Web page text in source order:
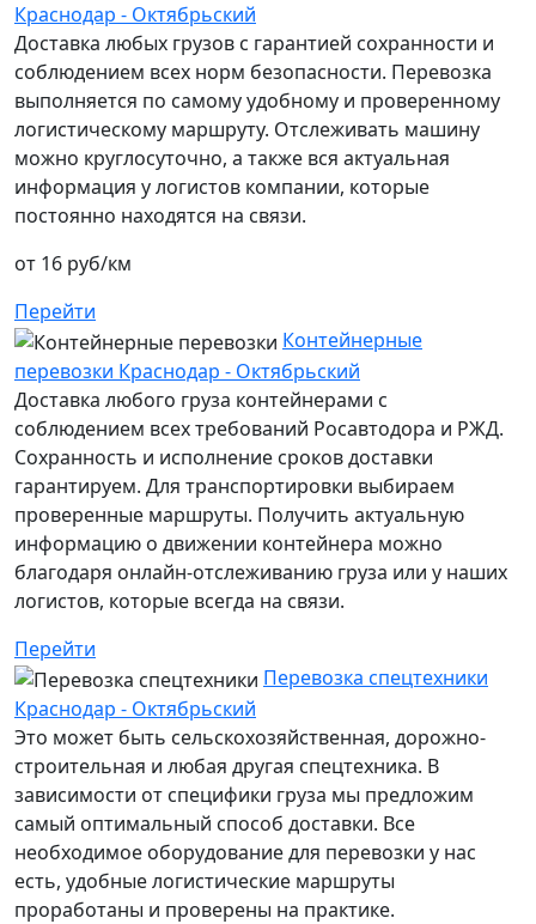
Краснодар - Октябрьский
Доставка любых грузов с гарантией сохранности и
соблюдением всех норм безопасности. Перевозка
выполняется по самому удобному и проверенному
логистическому маршруту. Отслеживать машину
можно круглосуточно, а также вся актуальная
информация у логистов компании, которые
постоянно находятся на связи.
от 16 руб/км
Перейти
Контейнерные
перевозки Краснодар - Октябрьский
Доставка любого груза контейнерами с
соблюдением всех требований Росавтодора и РЖД.
Сохранность и исполнение сроков доставки
гарантируем. Для транспортировки выбираем
проверенные маршруты. Получить актуальную
информацию о движении контейнера можно
благодаря онлайн-отслеживанию груза или у наших
логистов, которые всегда на связи.
Перейти
Перевозка спецтехники
Краснодар - Октябрьский
Это может быть сельскохозяйственная, дорожно-
строительная и любая другая спецтехника. В
зависимости от специфики груза мы предложим
самый оптимальный способ доставки. Все
необходимое оборудование для перевозки у нас
есть, удобные логистические маршруты
проработаны и проверены на практике.